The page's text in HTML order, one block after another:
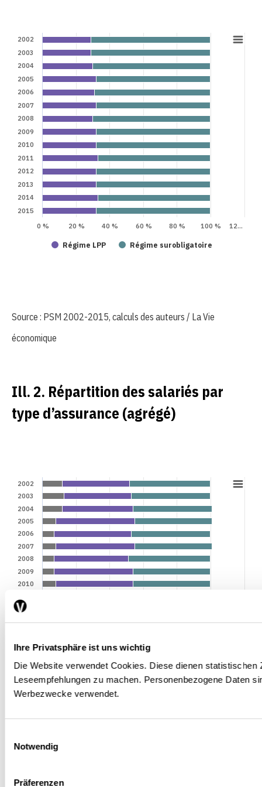
Ihre Privatsphäre ist uns wichtig
Die Website verwendet Cookies. Diese dienen statistischen
Leseempfehlungen zu machen. Personenbezogene Daten
Werbezwecke verwendet.
Notwendig
Präferenzen
Régime LPP Régime surobligatoire
2002
2003
2004
2005
2006
2007
2008
2009
2010
2011
2012
2013
2014
2015
0 %
20 % 40 % 60 % 80 % 100 % 12…
Source : PSM 2002-2015, calculs des auteurs / La Vie
économique
Ill. 2. Répartition des salariés par
type d’assurance (agrégé)
Non assuré
Régime LPP
Régime surobligatoire
2002
2003
2004
2005
2006
2007
2008
2009
2010
2012
2013
2015
0 %
40 % 60 % 80 % 100 % 12…
économique